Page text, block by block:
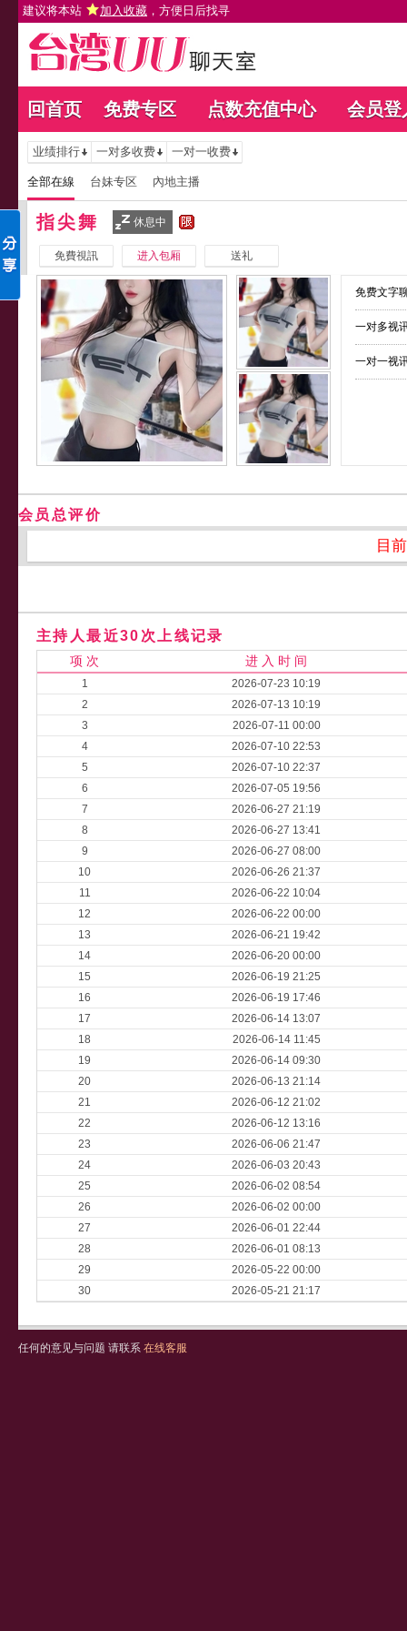
建议将本站 加入收藏 ，方便日后找寻
回首页 免费专区 点数充值中心 会员登
业绩排行 一对多收费 一对一收费
全部在線 台妹专区 內地主播
指尖舞 休息中
免費視訊 进入包厢 送礼
免费文字
一对多视
一对一视
会员总评价
目
主持人最近30次上线记录
项 次 进 入 时 间
1
2026-07-23 10:19
2
2026-07-13 10:19
3
2026-07-11 00:00
4
2026-07-10 22:53
5
2026-07-10 22:37
6
2026-07-05 19:56
7
2026-06-27 21:19
8
2026-06-27 13:41
9
2026-06-27 08:00
10
2026-06-26 21:37
11
2026-06-22 10:04
12
2026-06-22 00:00
13
2026-06-21 19:42
14
2026-06-20 00:00
15
2026-06-19 21:25
16
2026-06-19 17:46
17
2026-06-14 13:07
18
2026-06-14 11:45
19
2026-06-14 09:30
20
2026-06-13 21:14
21
2026-06-12 21:02
22
2026-06-12 13:16
23
2026-06-06 21:47
24
2026-06-03 20:43
25
2026-06-02 08:54
26
2026-06-02 00:00
27
2026-06-01 22:44
28
2026-06-01 08:13
29
2026-05-22 00:00
30
2026-05-21 21:17
任何的意见与问题 请联系 在线客服